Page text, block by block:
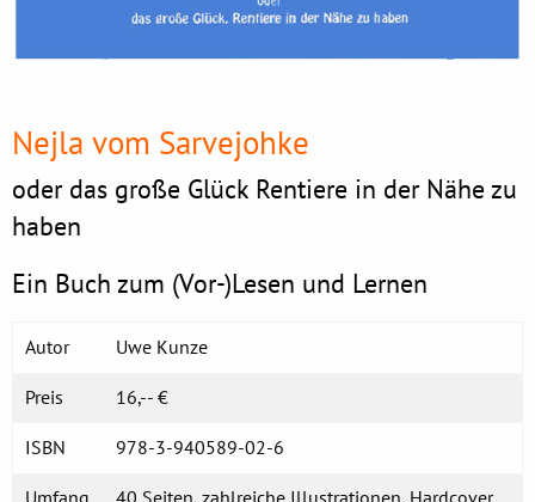
Nejla vom Sarvejohke
oder das große Glück Rentiere in der Nähe zu
haben
Ein Buch zum (Vor-)Lesen und Lernen
Autor Uwe Kunze
Preis 16,-- €
ISBN 978-3-940589-02-6
Umfang 40 Seiten, zahlreiche Illustrationen, Hardcover